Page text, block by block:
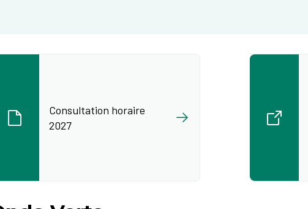
Consultation horaire
2027